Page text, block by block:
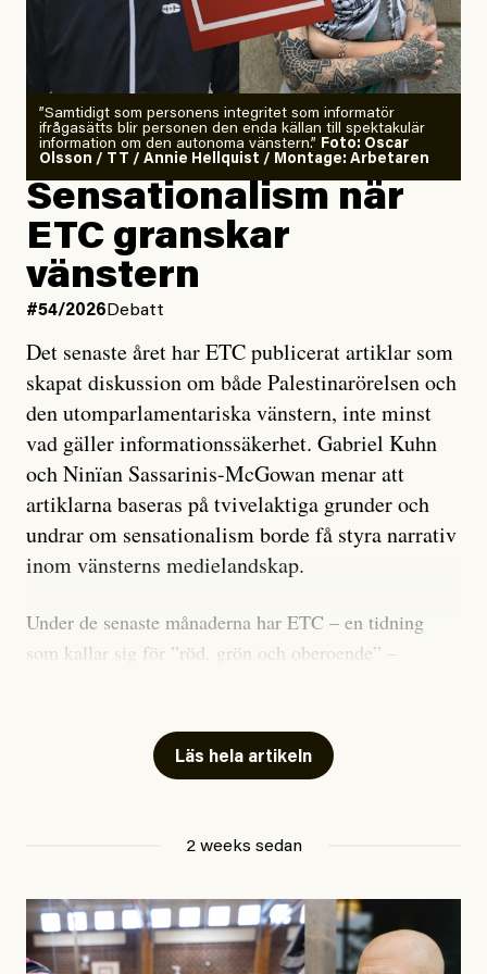
”Samtidigt som personens integritet som informatör
ifrågasätts blir personen den enda källan till spektakulär
information om den autonoma vänstern.” Foto: Oscar
Olsson / TT / Annie Hellquist / Montage: Arbetaren
Sensationalism när
ETC granskar
vänstern
#54/2026 Debatt
Det senaste året har ETC publicerat artiklar som
skapat diskussion om både Palestinarörelsen och
den utomparlamentariska vänstern, inte minst
vad gäller informationssäkerhet. Gabriel Kuhn
och Ninïan Sassarinis-McGowan menar att
artiklarna baseras på tvivelaktiga grunder och
undrar om sensationalism borde få styra narrativ
inom vänsterns medielandskap.
Under de senaste månaderna har ETC – en tidning
som kallar sig för ”röd, grön och oberoende” –
skriver för? Vad betyder det att vara en ”röd, grön och
oberoende” tidning? Och vad är egentligen bra
utpekas som israelisk infiltratör”. Enligt ingressen
handlar artikeln om en person vars ”bakgrund skapar
Läs hela artikeln
2 weeks sedan